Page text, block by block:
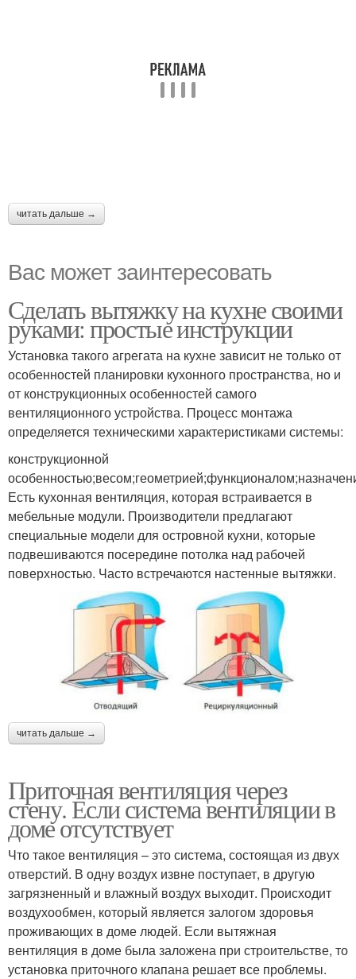
читать дальше →
Вас может заинтересовать
Сделать вытяжку на кухне своими
руками: простые инструкции
Установка такого агрегата на кухне зависит не только от
особенностей планировки кухонного пространства, но и
от конструкционных особенностей самого
вентиляционного устройства. Процесс монтажа
определяется техническими характеристиками системы:
конструкционной
Есть кухонная вентиляция, которая встраивается в
мебельные модули. Производители предлагают
специальные модели для островной кухни, которые
подвешиваются посередине потолка над рабочей
поверхностью. Часто встречаются настенные вытяжки.
читать дальше →
Приточная вентиляция через
стену. Если система вентиляции в
доме отсутствует
Что такое вентиляция – это система, состоящая из двух
отверстий. В одну воздух извне поступает, в другую
загрязненный и влажный воздух выходит. Происходит
воздухообмен, который является залогом здоровья
проживающих в доме людей. Если вытяжная
вентиляция в доме была заложена при строительстве, то
установка приточного клапана решает все проблемы.